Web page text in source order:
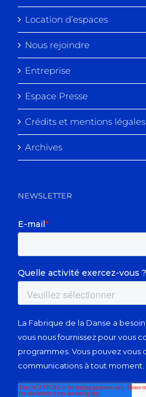
Location d’espaces
Nous rejoindre
Entreprise
Espace Presse
Crédits et mentions légales
Archives
NEWSLETTER